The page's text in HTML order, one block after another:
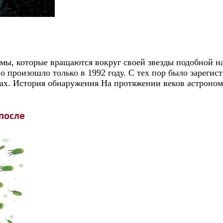
которые вращаются вокруг своей звезды подобной
произошло только в 1992 году. С тех пор было
История обнаружения На протяжении веков